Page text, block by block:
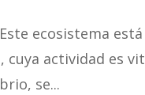
ecosistema está
cuya actividad es
se...